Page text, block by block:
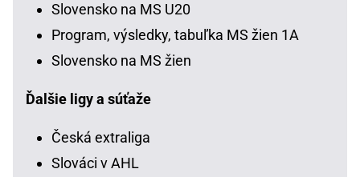
Slovensko na MS U20
Program, výsledky, tabuľka MS žien 1A
Slovensko na MS žien
Ďalšie ligy a súťaže
Česká extraliga
Slováci v AHL